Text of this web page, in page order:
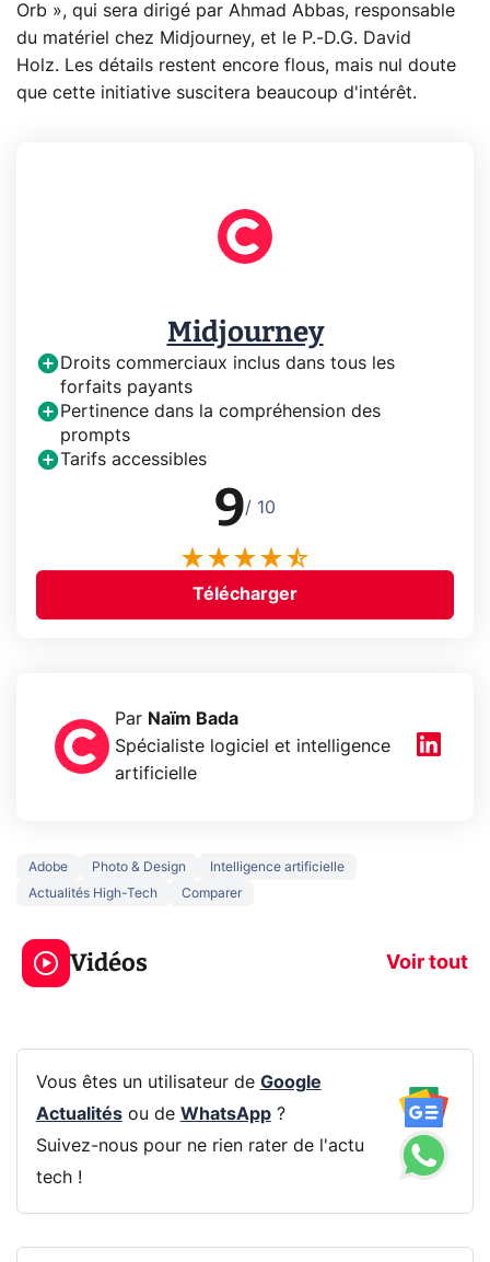
Orb », qui sera dirigé par Ahmad Abbas, responsable
du matériel chez Midjourney, et le P.-D.G. David
Holz. Les détails restent encore flous, mais nul doute
que cette initiative suscitera beaucoup d'intérêt.
Midjourney
Droits commerciaux inclus dans tous les
forfaits payants
Pertinence dans la compréhension des
prompts
Tarifs accessibles
9/ 10
Télécharger
Par Naïm Bada
Spécialiste logiciel et intelligence
artificielle
Adobe Photo & Design
Intelligence artificielle
Actualités High-Tech
Comparer
Vidéos Voir tout
5 générations de
jeux dans la
prochaine Xbox !
navigation
Vous êtes un utilisateur de Google
Actualitésou de WhatsApp?
Suivez-nous pour ne rien rater de l'actu
tech !